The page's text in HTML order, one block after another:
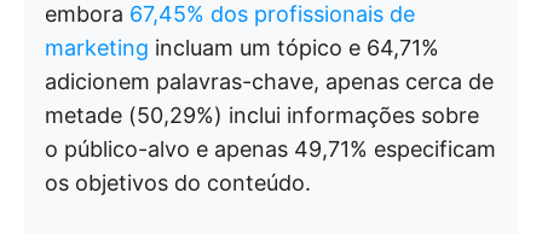
embora 67,45% dos profissionais de
marketing incluam um tópico e 64,71%
adicionem palavras-chave, apenas cerca de
metade (50,29%) inclui informações sobre
o público-alvo e apenas 49,71% especificam
os objetivos do conteúdo.